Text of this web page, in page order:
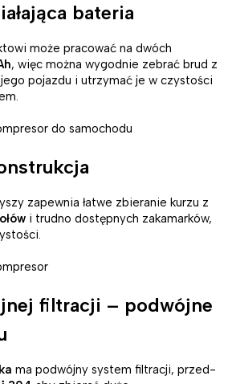
bateria
może pracować na dwóch
, więc można wygodnie zebrać brud z
pojazdu i utrzymać je w czystości
zapewnia łatwe zbieranie kurzu z
i trudno dostępnych zakamarków,
filtracji – podwójne
ma podwójny system filtracji, przed-